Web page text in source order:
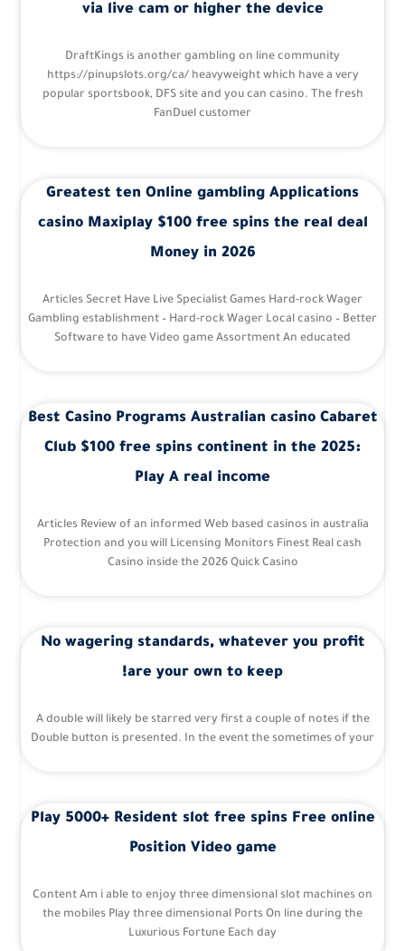
via live cam or higher the device
DraftKings is another gambling on line community
https://pinupslots.org/ca/ heavyweight which have a very
popular sportsbook, DFS site and you can casino. The fresh
FanDuel customer
Greatest ten Online gambling Applications
casino Maxiplay $100 free spins the real deal
Money in 2026
Articles Secret Have Live Specialist Games Hard-rock Wager
Gambling establishment – Hard-rock Wager Local casino – Better
Software to have Video game Assortment An educated
Best Casino Programs Australian casino Cabaret
Club $100 free spins continent in the 2025:
Play A real income
Articles Review of an informed Web based casinos in australia
Protection and you will Licensing Monitors Finest Real cash
Casino inside the 2026 Quick Casino
No wagering standards, whatever you profit
are your own to keep!
A double will likely be starred very first a couple of notes if the
Double button is presented. In the event the sometimes of your
Play 5000+ Resident slot free spins Free online
Position Video game
Content Am i able to enjoy three dimensional slot machines on
the mobiles Play three dimensional Ports On line during the
Luxurious Fortune Each day